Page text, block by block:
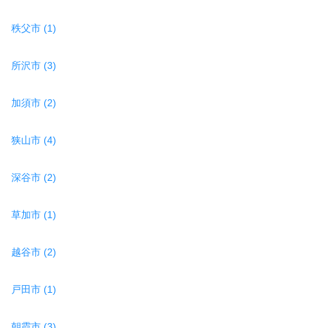
秩父市 (1)
所沢市 (3)
加須市 (2)
狭山市 (4)
深谷市 (2)
草加市 (1)
越谷市 (2)
戸田市 (1)